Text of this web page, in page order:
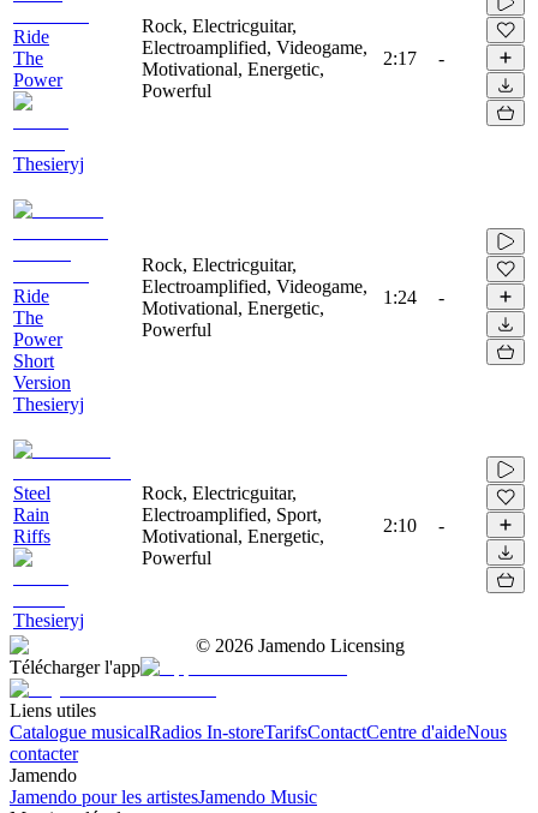
Ride
The
Power
Thesieryj
Rock, Electricguitar,
Electroamplified, Videogame,
Motivational, Energetic,
Powerful
2:17 -
Ride
The
Power
Short
Version
Thesieryj
Rock, Electricguitar,
Electroamplified, Videogame,
Motivational, Energetic,
Powerful
1:24 -
Steel
Rain
Riffs
Thesieryj
Rock, Electricguitar,
Electroamplified, Sport,
Motivational, Energetic,
Powerful
2:10 -
© 2026 Jamendo Licensing
Télécharger l'app
Liens utiles
Catalogue musicalRadios In-storeTarifsContactCentre d'aideNous
contacter
Jamendo
Jamendo pour les artistesJamendo Music